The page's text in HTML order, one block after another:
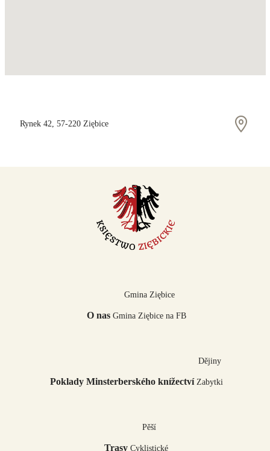
Rynek 42, 57-220 Ziębice
O nas
Gmina Ziębice
Gmina Ziębice na FB
Poklady Minsterberského knížectví
Dějiny
Zabytki
Trasy
Pěší
Cyklistické